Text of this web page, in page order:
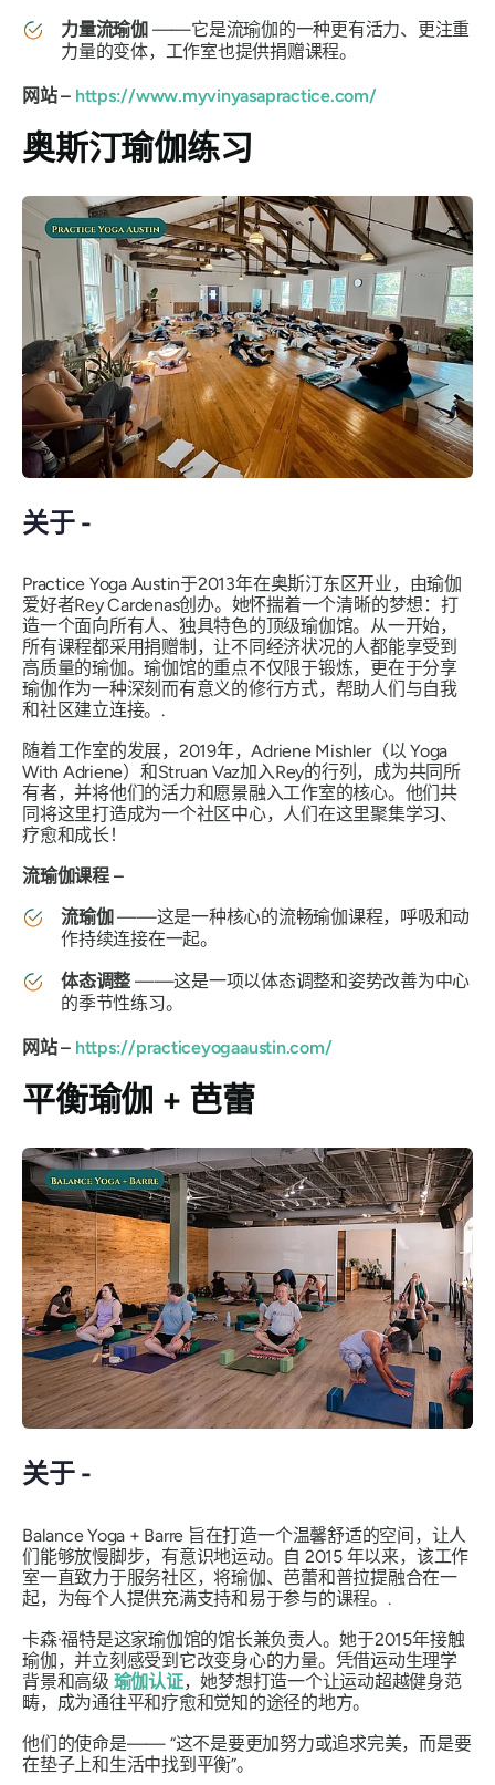
力量流瑜伽 ——它是流瑜伽的一种更有活力、更注重
力量的变体，工作室也提供捐赠课程。
网站 – https://www.myvinyasapractice.com/
奥斯汀瑜伽练习
关于 -
Practice Yoga Austin于2013年在奥斯汀东区开业，由瑜伽
爱好者Rey Cardenas创办。她怀揣着一个清晰的梦想：打
造一个面向所有人、独具特色的顶级瑜伽馆。从一开始，
所有课程都采用捐赠制，让不同经济状况的人都能享受到
高质量的瑜伽。瑜伽馆的重点不仅限于锻炼，更在于分享
瑜伽作为一种深刻而有意义的修行方式，帮助人们与自我
和社区建立连接。.
随着工作室的发展，2019年，Adriene Mishler（以Yoga
With Adriene）和Struan Vaz加入Rey的行列，成为共同所
有者，并将他们的活力和愿景融入工作室的核心。他们共
同将这里打造成为一个社区中心，人们在这里聚集学习、
疗愈和成长！
流瑜伽课程 –
流瑜伽——这是一种核心的流畅瑜伽课程，呼吸和动
作持续连接在一起。
体态调整 ——这是一项以体态调整和姿势改善为中心
的季节性练习。
网站 – https://practiceyogaaustin.com/
平衡瑜伽 + 芭蕾
关于 -
Balance Yoga + Barre 旨在打造一个温馨舒适的空间，让人
们能够放慢脚步，有意识地运动。自 2015 年以来，该工作
室一直致力于服务社区，将瑜伽、芭蕾和普拉提融合在一
起，为每个人提供充满支持和易于参与的课程。.
卡森·福特是这家瑜伽馆的馆长兼负责人。她于2015年接触
瑜伽，并立刻感受到它改变身心的力量。凭借运动生理学
背景和高级 瑜伽认证，她梦想打造一个让运动超越健身范
畴，成为通往平和疗愈和觉知的途径的地方。
他们的使命是—— “这不是要更加努力或追求完美，而是要
在垫子上和生活中找到平衡”。